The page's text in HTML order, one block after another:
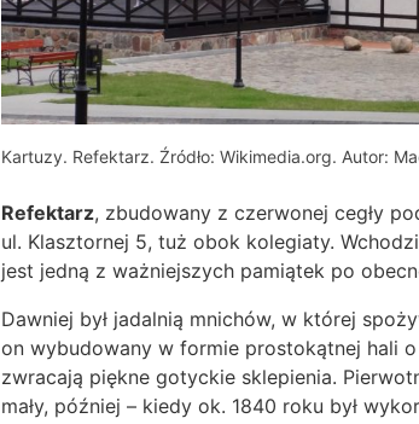
Kartuzy. Refektarz. Źródło: Wikimedia.org. Autor:
Refektarz, zbudowany z czerwonej cegły
ul. Klasztornej 5, tuż obok kolegiaty.
jest jedną z ważniejszych pamiątek po
Dawniej był jadalnią mnichów, w której
on wybudowany w formie prostokątnej hali
zwracają piękne gotyckie sklepienia.
mały, później – kiedy ok. 1840 roku był